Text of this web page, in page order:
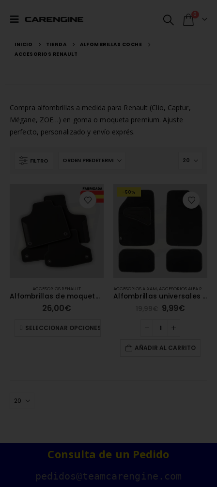
0
INICIO TIENDA
ALFOMBRILLAS COCHE
ACCESORIOS RENAULT
Compra alfombrillas a medida para Renault (Clio, Captur,
Mégane, ZOE…) en goma o moqueta premium. Ajuste
perfecto, personalizado y envío exprés.
FILTRO
ACCESORIOS RENAULT
Alfombrillas de moqueta Renault
26,00€
SELECCIONAR OPCIONES
-50%
ACCESORIOS AIXAM, ACCESORIOS ALFA ROMEO
Alfombrillas universales de moqueta – Carengine
9,99€
AÑADIR AL CARRITO
Consulta de un Pedido
pedidos@teamcarengine.com